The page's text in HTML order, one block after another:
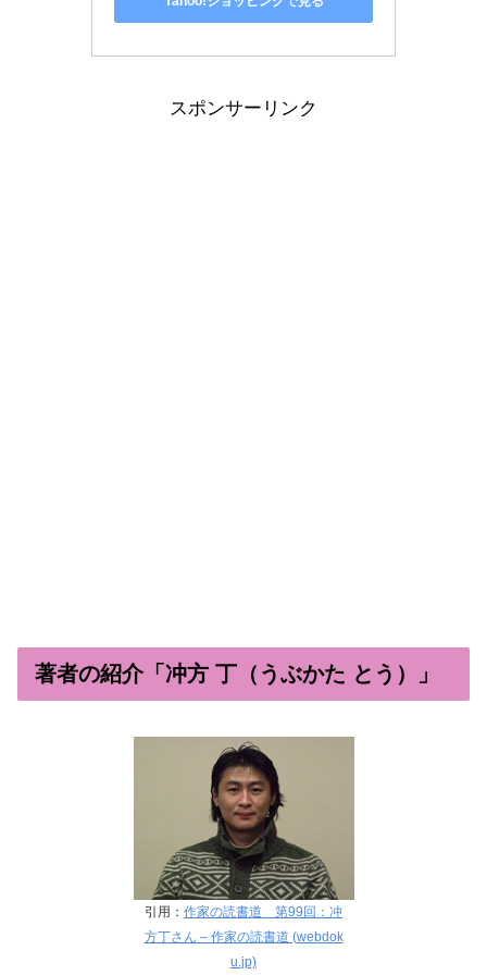
スポンサーリンク
著者の紹介「冲方 丁（うぶかた とう）」
引用： 作家の読書道 第99回：冲
方丁さん – 作家の読書道 (webdok
u.jp)